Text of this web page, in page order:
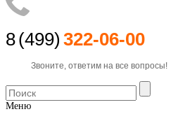
8(499) 322-06-00
Звоните, ответим на все вопросы!
Меню